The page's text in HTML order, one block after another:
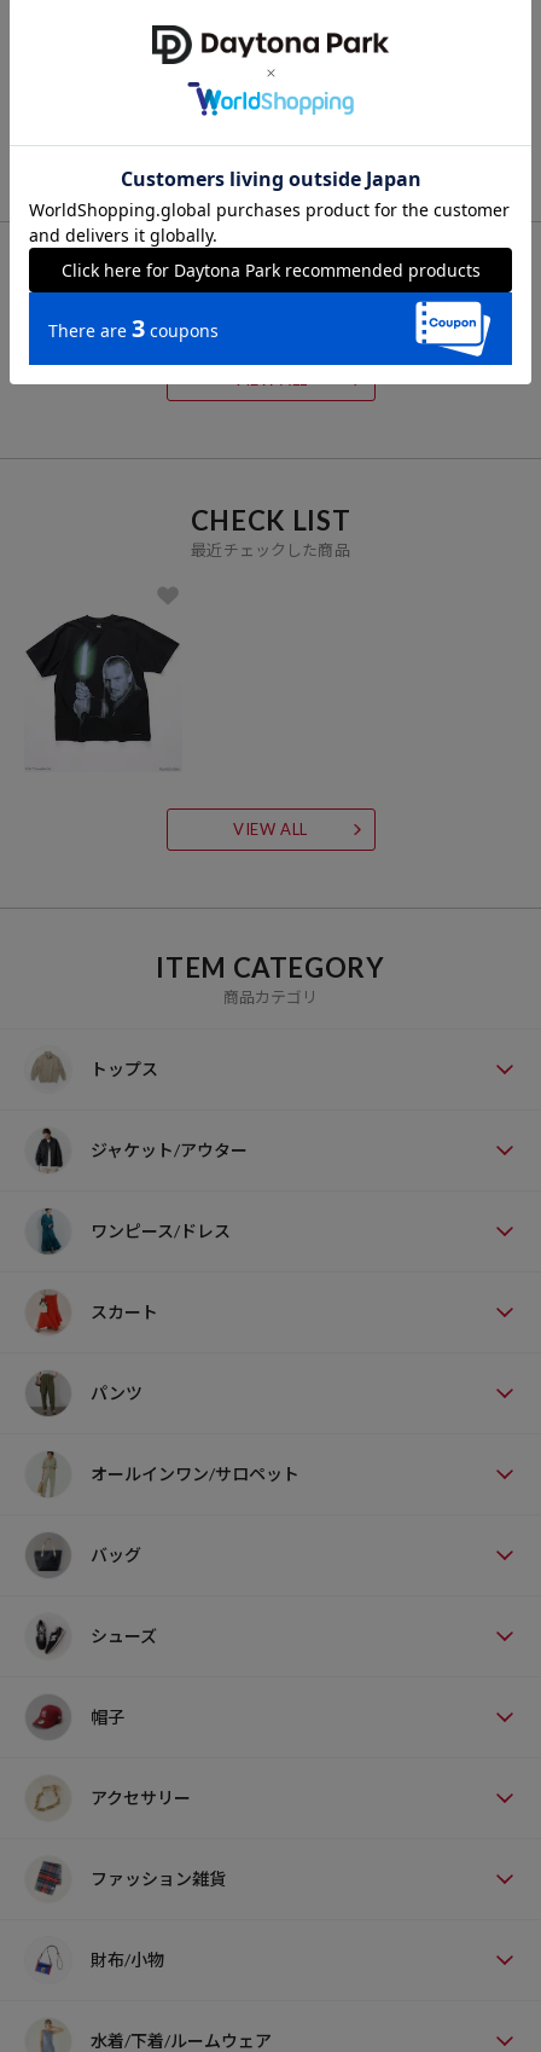
SW26 EP3 DARTH SIDI
FREAK'S MOVIE
SW26 EP2 MACE
9,900円
FREAK'S MOVIE
11,000
FOR YOU
CHECK LIST
最近チェックした商品
VIEW ALL
ITEM CATEGORY
商品カテゴリ
トップス
ジャケット/アウター
ワンピース/ドレス
スカート
パンツ
オールインワン/サロペット
バッグ
シューズ
帽子
アクセサリー
ファッション雑貨
財布/小物
水着/下着/ルームウェア